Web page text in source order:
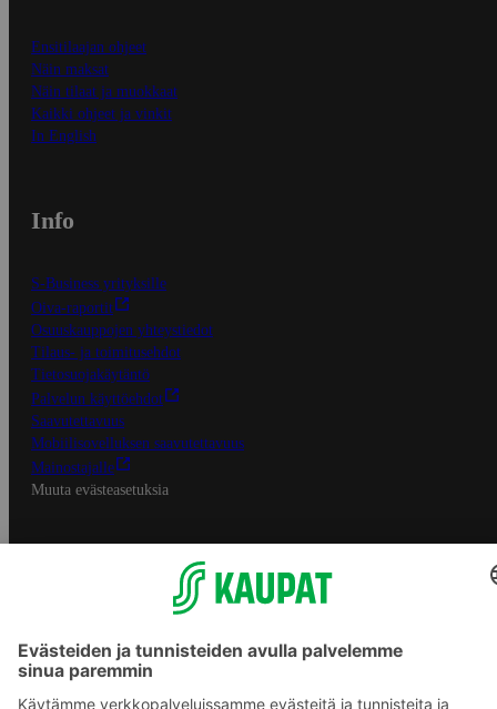
Ensitilaajan ohjeet
Näin maksat
Näin tilaat ja muokkaat
Kaikki ohjeet ja vinkit
In English
Info
S-Business yrityksille
Oiva-raportit
Osuuskauppojen yhteystiedot
Tilaus- ja toimitusehdot
Tietosuojakäytäntö
Palvelun käyttöehdot
Saavutettavuus
Mobiilisovelluksen saavutettavuus
Mainostajalle
Muuta evästeasetuksia
S-ryhmän palvelut
Asiakasomistajuus